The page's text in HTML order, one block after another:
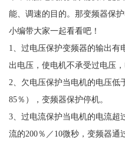
能、调速的目的。那变频器保
小编带大家一起看看吧！
1、过电压保护变频器的输出有
出电压，使电机不承受过电压
2、欠电压保护当电机的电压低
85％），变频器保护停机。
3、过电流保护当电机的电流超
流的200％／10微秒，变频器通